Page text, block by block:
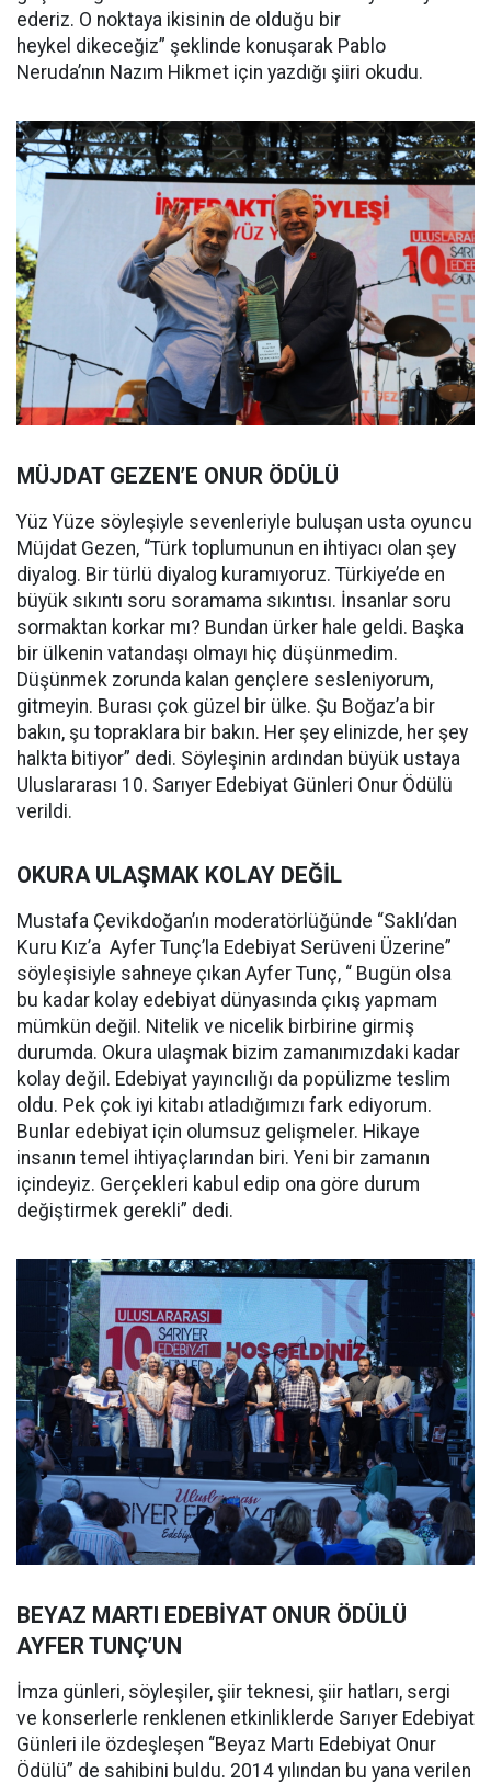
ederiz. O noktaya ikisinin de olduğu bir
heykel dikeceğiz” şeklinde konuşarak Pablo
Neruda’nın Nazım Hikmet için yazdığı şiiri okudu.
MÜJDAT GEZEN’E ONUR ÖDÜLÜ
Yüz Yüze söyleşiyle sevenleriyle buluşan usta oyuncu
Müjdat Gezen, “Türk toplumunun en ihtiyacı olan şey
diyalog. Bir türlü diyalog kuramıyoruz. Türkiye’de en
büyük sıkıntı soru soramama sıkıntısı. İnsanlar soru
sormaktan korkar mı? Bundan ürker hale geldi. Başka
bir ülkenin vatandaşı olmayı hiç düşünmedim.
Düşünmek zorunda kalan gençlere sesleniyorum,
gitmeyin. Burası çok güzel bir ülke. Şu Boğaz’a bir
bakın, şu topraklara bir bakın. Her şey elinizde, her şey
halkta bitiyor” dedi. Söyleşinin ardından büyük ustaya
Uluslararası 10. Sarıyer Edebiyat Günleri Onur Ödülü
verildi.
OKURA ULAŞMAK KOLAY DEĞİL
Mustafa Çevikdoğan’ın moderatörlüğünde “Saklı’dan
Kuru Kız’a Ayfer Tunç’la Edebiyat Serüveni Üzerine”
söyleşisiyle sahneye çıkan Ayfer Tunç, “ Bugün olsa
bu kadar kolay edebiyat dünyasında çıkış yapmam
mümkün değil. Nitelik ve nicelik birbirine girmiş
durumda. Okura ulaşmak bizim zamanımızdaki kadar
kolay değil. Edebiyat yayıncılığı da popülizme teslim
oldu. Pek çok iyi kitabı atladığımızı fark ediyorum.
Bunlar edebiyat için olumsuz gelişmeler. Hikaye
insanın temel ihtiyaçlarından biri. Yeni bir zamanın
içindeyiz. Gerçekleri kabul edip ona göre durum
değiştirmek gerekli” dedi.
BEYAZ MARTI EDEBİYAT ONUR ÖDÜLÜ
AYFER TUNÇ’UN
İmza günleri, söyleşiler, şiir teknesi, şiir hatları, sergi
ve konserlerle renklenen etkinliklerde Sarıyer Edebiyat
Günleri ile özdeşleşen “Beyaz Martı Edebiyat Onur
Ödülü” de sahibini buldu. 2014 yılından bu yana verilen